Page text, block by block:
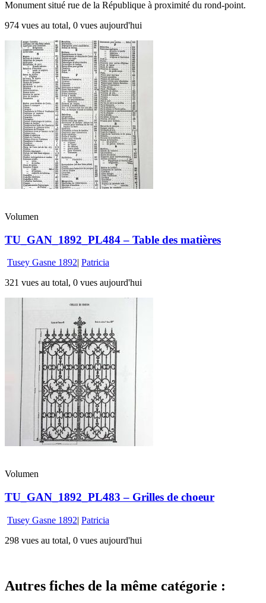
Monument situé rue de la République à proximité du rond-point.
974 vues au total, 0 vues aujourd'hui
Volumen
TU_GAN_1892_PL484 – Table des matières
Tusey Gasne 1892 Patricia
321 vues au total, 0 vues aujourd'hui
Volumen
TU_GAN_1892_PL483 – Grilles de choeur
Tusey Gasne 1892| Patricia
298 vues au total, 0 vues aujourd'hui
Autres fiches de la même catégorie :